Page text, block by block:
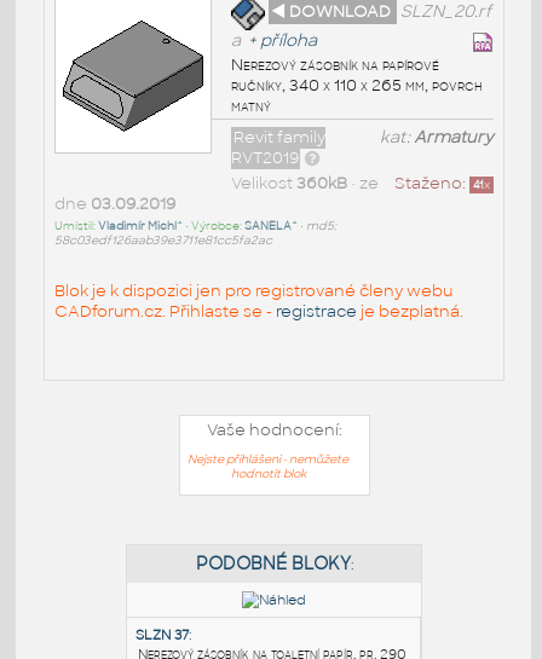
◄ DOWNLOAD SLZN_20.rf
a + příloha
Nerezový zásobník na papírové
ručníky, 340 x 110 x 265 mm, povrch
matný
kat:Armatury
Revit family
RVT2019
Staženo: 41x
Velikost360kB• ze
dne 03.09.2019
Umístil:Vladimír Michl^ • Výrobce:SANELA^ • md5:
58c03edf126aab39e3711e81cc5fa2ac
Blok je k dispozici jen pro registrované členy webu
CADforum.cz. Přihlaste se - registrace je bezplatná.
Vaše hodnocení:
Nejste přihlášeni - nemůžete
hodnotit blok